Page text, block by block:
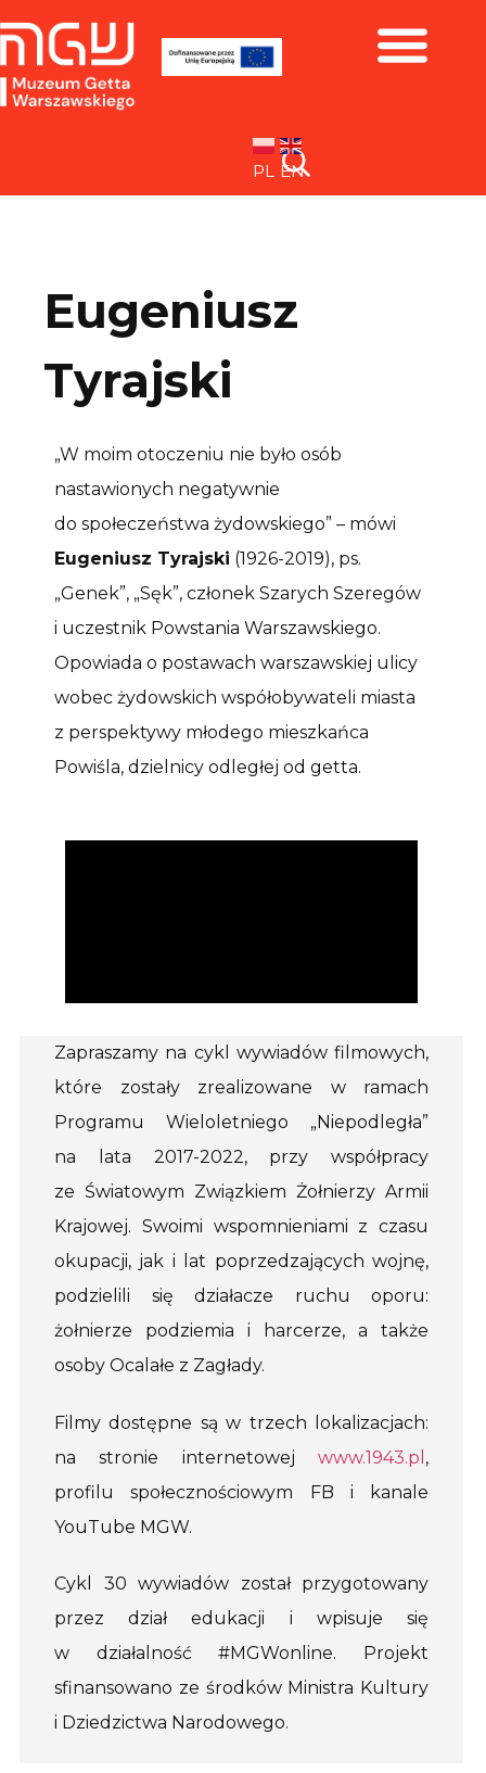
PL EN
Eugeniusz
Tyrajski
„W moim otoczeniu nie było osób
nastawionych negatywnie
do społeczeństwa żydowskiego” – mówi
Eugeniusz Tyrajski (1926-2019), ps.
„Genek”, „Sęk”, członek Szarych Szeregów
i uczestnik Powstania Warszawskiego.
Opowiada o postawach warszawskiej ulicy
wobec żydowskich współobywateli miasta
z perspektywy młodego mieszkańca
Powiśla, dzielnicy odległej od getta.
Zapraszamy na cykl wywiadów filmowych,
które zostały zrealizowane w ramach
Programu Wieloletniego „Niepodległa”
na lata 2017-2022, przy współpracy
ze Światowym Związkiem Żołnierzy Armii
Krajowej. Swoimi wspomnieniami z czasu
okupacji, jak i lat poprzedzających wojnę,
podzielili się działacze ruchu oporu:
żołnierze podziemia i harcerze, a także
osoby Ocalałe z Zagłady.
Filmy dostępne są w trzech lokalizacjach:
na stronie internetowejwww.1943.pl ,
profilu społecznościowym FB i kanale
YouTube MGW.
Cykl 30 wywiadów został przygotowany
przez dział edukacji i wpisuje się
w działalność #MGWonline. Projekt
sfinansowano ze środków Ministra Kultury
i Dziedzictwa Narodowego.